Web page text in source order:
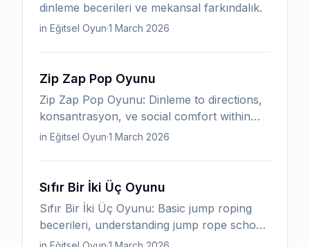
dinleme becerileri ve mekansal farkındalık.
in Eğitsel Oyun·1 March 2026
Zip Zap Pop Oyunu
Zip Zap Pop Oyunu: Dinleme to directions,
konsantrasyon, ve social comfort within
group.
in Eğitsel Oyun·1 March 2026
Sıfır Bir İki Üç Oyunu
Sıfır Bir İki Üç Oyunu: Basic jump roping
becerileri, understanding jump rope school
rules. becerileri Practiced : Turning with a